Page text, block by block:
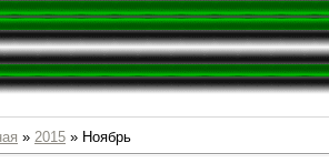
» 2015 » Ноябрь